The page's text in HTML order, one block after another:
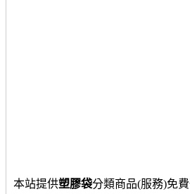
本站提供塑膠袋分類商品(服務)免